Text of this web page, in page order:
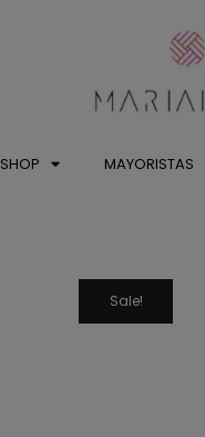
SHOP MAYORISTAS
Sale!